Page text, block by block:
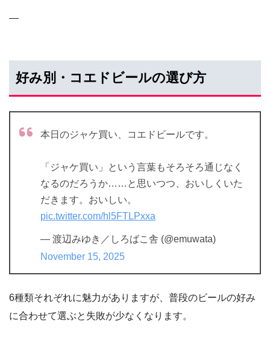
—
好み別・コエドビールの選び方
本日のジャケ買い、コエドビールです。
「ジャケ買い」という言葉もそろそろ通じなく
なるのだろうか……と思いつつ、おいしくいた
だきます。おいしい。
pic.twitter.com/hl5FTLPxxa
— 渡辺みゆき／しろばこ舎 (@emuwata)
November 15, 2025
6種類それぞれに魅力がありますが、普段のビールの好み
に合わせて選ぶと失敗が少なくなります。